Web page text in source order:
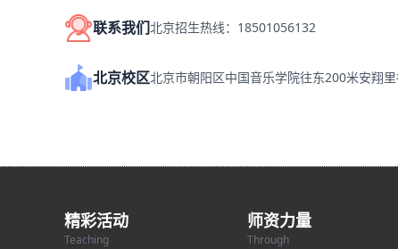
联系我们北京招生热线：18501056132
北京校区北京市朝阳区中国音乐学院往东200米安翔里
精彩活动
Teaching
师资力量
Through